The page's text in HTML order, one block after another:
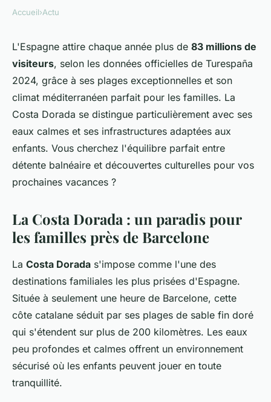
Les meilleures destinations
familiales en espagne au bord
de la mer
Mya•22 décembre 2025•8 min de lecture
Accueil›Actu
L'Espagne attire chaque année plus de 83 millions de
visiteurs, selon les données officielles de Turespaña
2024, grâce à ses plages exceptionnelles et son
climat méditerranéen parfait pour les familles. La
Costa Dorada se distingue particulièrement avec ses
eaux calmes et ses infrastructures adaptées aux
enfants. Vous cherchez l'équilibre parfait entre
détente balnéaire et découvertes culturelles pour vos
prochaines vacances ?
La Costa Dorada : un paradis pour
les familles près de Barcelone
La Costa Dorada s'impose comme l'une des
destinations familiales les plus prisées d'Espagne.
Située à seulement une heure de Barcelone, cette
côte catalane séduit par ses plages de sable fin doré
qui s'étendent sur plus de 200 kilomètres. Les eaux
peu profondes et calmes offrent un environnement
sécurisé où les enfants peuvent jouer en toute
tranquillité.